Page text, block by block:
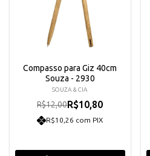
Compasso para Giz 40cm
Souza - 2930
SOUZA & CIA
R$12,00R$10,80
R$10,26 com PIX